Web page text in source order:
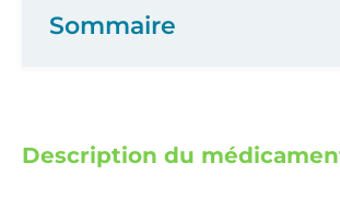
Description du
Sommaire